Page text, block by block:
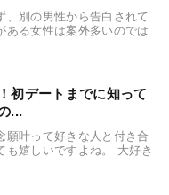
、別の男性から告白されて
ある女性は案外多いのでは
初デートまでに知って
...
願叶って好きな人と付き合
も嬉しいですよね。 大好き